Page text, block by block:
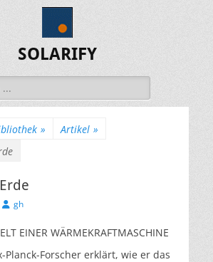
SOLARIFY
» Artikel »
Autor
gh
EINER WÄRMEKRAFTMASCHINE
Planck-Forscher erklärt, wie er das